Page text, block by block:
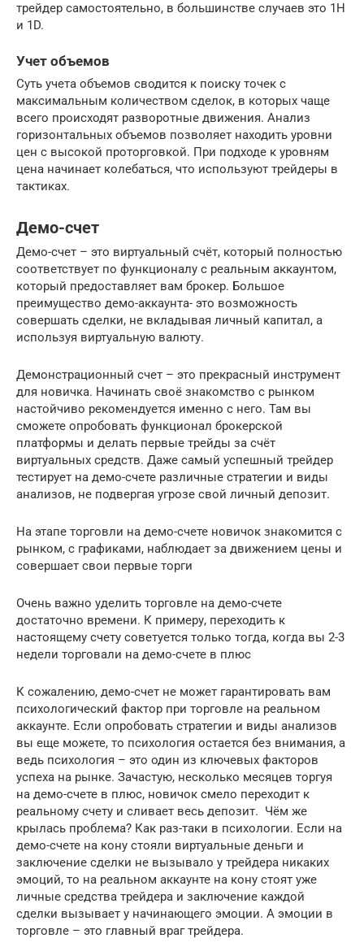
трейдер самостоятельно, в большинстве случаев это 1H
и 1D.
Учет объемов
Суть учета объемов сводится к поиску точек с
максимальным количеством сделок, в которых чаще
всего происходят разворотные движения. Анализ
горизонтальных объемов позволяет находить уровни
цен с высокой проторговкой. При подходе к уровням
цена начинает колебаться, что используют трейдеры в
тактиках.
Демо-счет
Демо-счет – это виртуальный счёт, который полностью
соответствует по функционалу с реальным аккаунтом,
который предоставляет вам брокер. Большое
преимущество демо-аккаунта- это возможность
совершать сделки, не вкладывая личный капитал, а
используя виртуальную валюту.
Демонстрационный счет – это прекрасный инструмент
для новичка. Начинать своё знакомство с рынком
настойчиво рекомендуется именно с него. Там вы
сможете опробовать функционал брокерской
платформы и делать первые трейды за счёт
виртуальных средств. Даже самый успешный трейдер
тестирует на демо-счете различные стратегии и виды
анализов, не подвергая угрозе свой личный депозит.
На этапе торговли на демо-счете новичок знакомится с
рынком, с графиками, наблюдает за движением цены и
совершает свои первые торги
Очень важно уделить торговле на демо-счете
достаточно времени. К примеру, переходить к
настоящему счету советуется только тогда, когда вы 2-3
недели торговали на демо-счете в плюс
К сожалению, демо-счет не может гарантировать вам
психологический фактор при торговле на реальном
аккаунте. Если опробовать стратегии и виды анализов
вы еще можете, то психология остается без внимания, а
ведь психология – это один из ключевых факторов
успеха на рынке. Зачастую, несколько месяцев торгуя
на демо-счете в плюс, новичок смело переходит к
реальному счету и сливает весь депозит. Чём же
крылась проблема? Как раз-таки в психологии. Если на
демо-счете на кону стояли виртуальные деньги и
заключение сделки не вызывало у трейдера никаких
эмоций, то на реальном аккаунте на кону стоят уже
личные средства трейдера и заключение каждой
сделки вызывает у начинающего эмоции. А эмоции в
торговле – это главный враг трейдера.